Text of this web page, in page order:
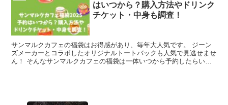
はいつから？購入方法やドリンク
チケット・中身も調査！
サンマルクカフェの福袋はお得感があり、毎年大人気です。 ジーン
ズメーカーとコラボしたオリジナルトートバックも人気で見逃せませ
ん！ そんなサンマルクカフェの福袋は一体いつから予約したらいい